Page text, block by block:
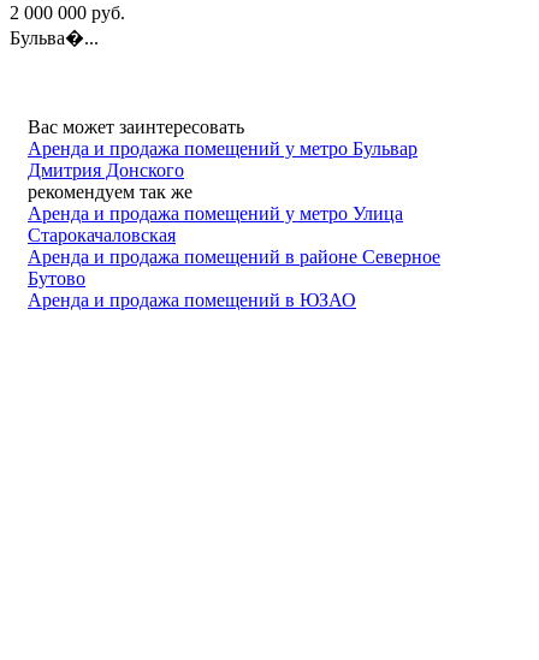
2 000 000 руб.
Бульва�...
Вас может заинтересовать
Аренда и продажа помещений у метро Бульвар
Дмитрия Донского
рекомендуем так же
Аренда и продажа помещений у метро Улица
Старокачаловская
Аренда и продажа помещений в районе Северное
Бутово
Аренда и продажа помещений в ЮЗАО